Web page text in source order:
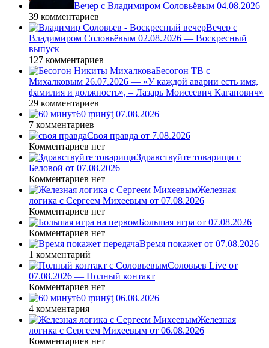
Вечер с Владимиром Соловьёвым 04.08.2026
39 комментариев
Вечер с
Владимиром Соловьёвым 02.08.2026 — Воскресный
выпуск
127 комментариев
Бесогон ТВ с
Михалковым 26.07.2026 — «У каждой аварии есть имя,
фамилия и должность», – Лазарь Моисеевич Каганович»
29 комментариев
60 ṃинẏƫ 07.08.2026
7 комментариев
Своя правда от 7.08.2026
Комментариев нет
Здравствуйте товарищи с
Беловой от 07.08.2026
Комментариев нет
Железная
логика с Сергеем Михеевым от 07.08.2026
Комментариев нет
Большая игра от 07.08.2026
Комментариев нет
Время покажет от 07.08.2026
1 комментарий
Соловьев Live от
07.08.2026 — Полный контакт
Комментариев нет
60 ṃинẏƫ 06.08.2026
4 комментария
Железная
логика с Сергеем Михеевым от 06.08.2026
Комментариев нет